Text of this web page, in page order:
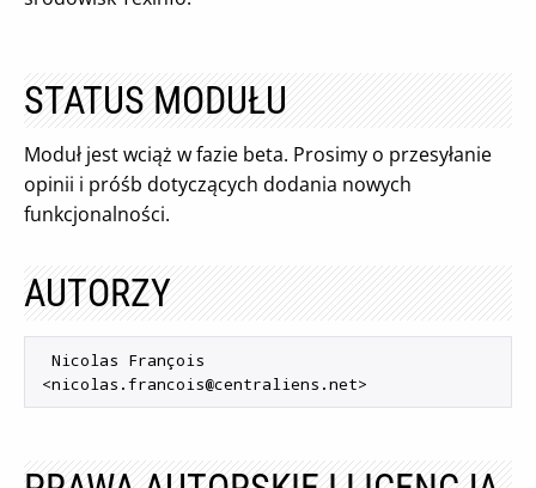
STATUS MODUŁU
Moduł jest wciąż w fazie beta. Prosimy o przesyłanie
opinii i próśb dotyczących dodania nowych
funkcjonalności.
AUTORZY
<nicolas.francois@centraliens.net